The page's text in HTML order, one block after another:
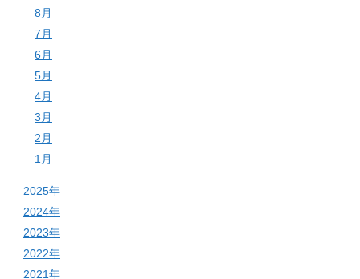
8月
7月
6月
5月
4月
3月
2月
1月
2025年
2024年
2023年
2022年
2021年